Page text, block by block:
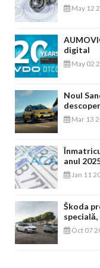
May 12
digital
May 02
Noul
Mar 13
anul
Jan 11
Škoda
Oct 07